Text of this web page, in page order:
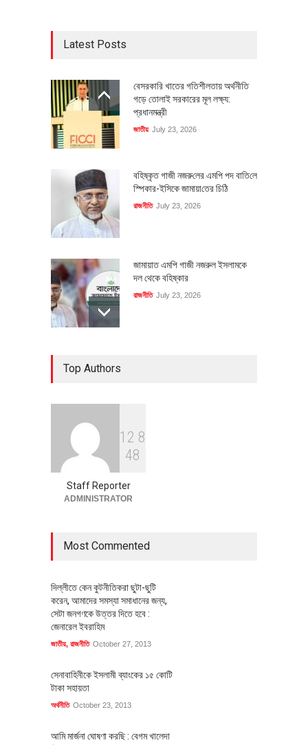
Latest Posts
বেসরকারি খাতের গতিশীলতায় অর্থনীতি
গড়ে তোলাই সরকারের মূল লক্ষ্য:
প্রধানমন্ত্রী
জাতীয় July 23, 2026
বহিষ্কৃত গাজী নজরু‌লের এম‌পি পদ বা‌তি‌লে
স্পিকার-ইসিকে জামায়া‌তের চি‌ঠি
রাজনীতি July 23, 2026
জামায়াত এমপি গাজী নজরুল ইসলামকে
দল থেকে বহিষ্কার
রাজনীতি July 23, 2026
বৈশ্বিক প্রতিযোগিতা সক্ষমতা বাড়াতে
পোশাক শিল্পে নতুন উদ্যোগ
Top Authors
1 2 8
48
Staff Reporter
ADMINISTRATOR
Most Commented
দিল্লীতে কেন কুটনীতিকরা ছুটা-ছুটি
করেন, আমাদের সমস্যা সমাধানের জন্য,
সেটা জনগণকে উত্তর দিতে হবে :
জেনারেল ইবরাহিম
জাতীয়, রাজনীতি October 27, 2013
সেনাবাহিনীকে ইসলামী ব্যাংকের ১৫ কোটি
টাকা সহায়তা
অর্থনীতি October 23, 2013
আমি মার্জনা ঘোষণা করছি : বেগম খালেদা